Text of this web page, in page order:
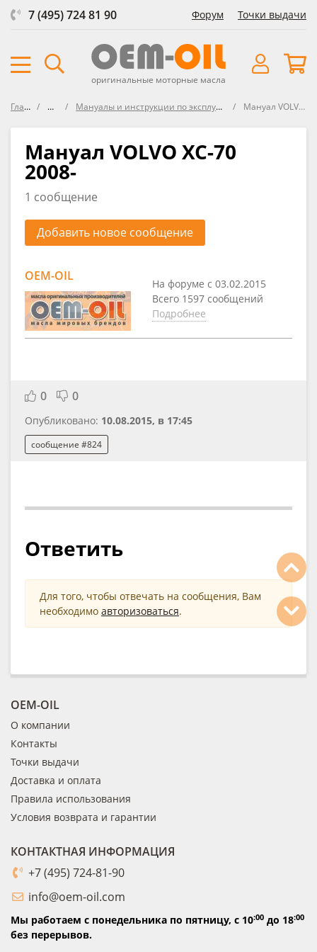
7 (495) 724 81 90 Форум Точки выдачи
оригинальные моторные масла
Главная Форум Мануалы и инструкции по эксплуатации автомобилей VOLVO Мануал VOLVO XC-70 2008-
Мануал VOLVO XC-70
2008-
1 сообщение
Добавить новое сообщение
OEM-OIL
На форуме с 03.02.2015
Всего 1597 сообщений
Подробнее
0 0
Опубликовано: 10.08.2015, в 17:45
сообщение #824
Ответить
Для того, чтобы отвечать на сообщения, Вам
необходимо авторизоваться.
OEM-OIL
О компании
Контакты
Точки выдачи
Доставка и оплата
Правила использования
Условия возврата и гарантии
КОНТАКТНАЯ ИНФОРМАЦИЯ
+7 (495) 724-81-90
info@oem-oil.com
Мы работаем с понедельника по пятницу, с 10:00 до 18:00
без перерывов.